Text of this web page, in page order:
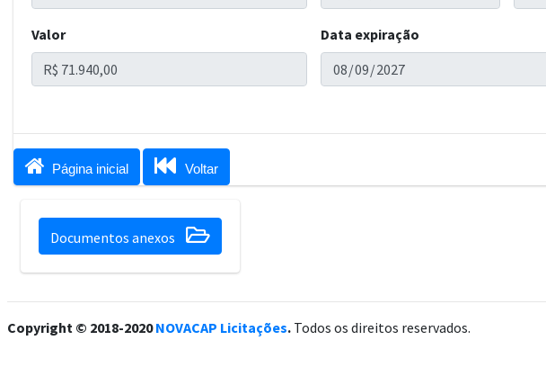
Valor Data expiração
 Página inicial  Voltar
Documentos anexos 
Copyright © 2018-2020NOVACAP Licitações.Todos os direitos reservados.